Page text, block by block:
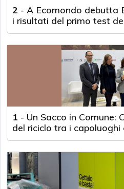
2 - A Ecomondo debutta
i risultati del primo test
1 - Un Sacco in Comune:
del riciclo tra i capoluoghi